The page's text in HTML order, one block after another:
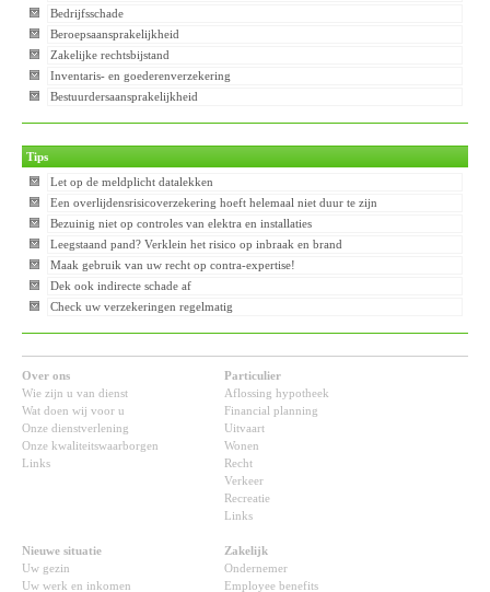
Bedrijfsschade
Beroepsaansprakelijkheid
Zakelijke rechtsbijstand
Inventaris- en goederenverzekering
Bestuurdersaansprakelijkheid
Tips
Let op de meldplicht datalekken
Een overlijdensrisicoverzekering hoeft helemaal niet duur te zijn
Bezuinig niet op controles van elektra en installaties
Leegstaand pand? Verklein het risico op inbraak en brand
Maak gebruik van uw recht op contra-expertise!
Dek ook indirecte schade af
Check uw verzekeringen regelmatig
Over ons
Wie zijn u van dienst
Wat doen wij voor u
Onze dienstverlening
Onze kwaliteitswaarborgen
Links
Particulier
Aflossing hypotheek
Financial planning
Uitvaart
Wonen
Recht
Verkeer
Recreatie
Links
Nieuwe situatie
Uw gezin
Uw werk en inkomen
Zakelijk
Ondernemer
Employee benefits